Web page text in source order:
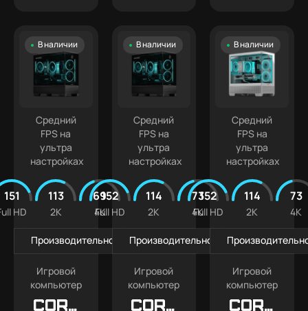
В наличии
Средний
FPS на
ультра
настройках
151
HD
113
2K
69
4K
Производительность в играх
Игровой
компьютер
Core
В наличии
Средний
FPS на
ультра
настройках
152
Full HD
114
2K
73
4K
Производительность в играх
Игровой
компьютер
Core
В наличии
Средний
FPS на
ультра
настройках
152
Full HD
114
2K
73
4K
Игровой
компьютер
Core